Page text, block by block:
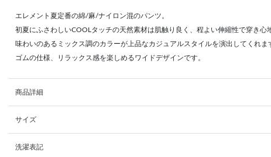
エレメント夏定番の綿/麻/ナイロン混のパンツ。
初夏にふさわしいCOOLタッチの天然素材は肌触り良く、程よい伸縮性で穿き心
味わいのあるミックス調のカラーが上品なカジュアルスタイルを演出してくれま
ゴムの仕様、リラックス感を楽しめるワイドデザインです。
商品詳細
サイズ
洗濯表記